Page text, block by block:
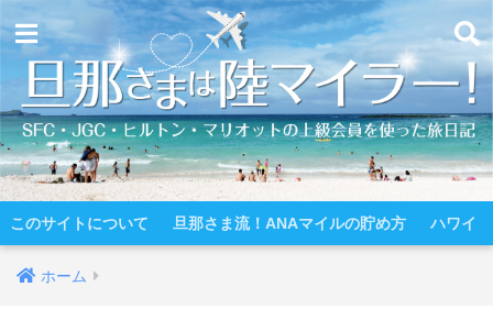
このサイトについて 旦那さま流！ANAマイルの貯め方 ハワイ
ホーム